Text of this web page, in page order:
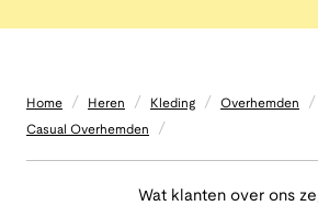
Home / Heren / Kleding / Overhemden /
Casual Overhemden /
Wat klanten over ons